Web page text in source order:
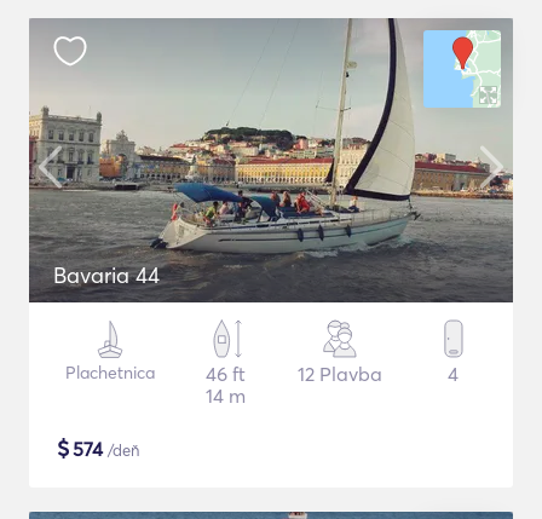
Bavaria 44
Plachetnica
46 ft
14 m
12 Plavba 4
$574/deň